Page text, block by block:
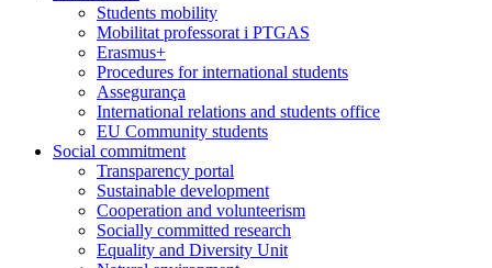
Students mobility
Mobilitat professorat i PTGAS
Erasmus+
Procedures for international students
Assegurança
International relations and students office
EU Community students
Social commitment
Transparency portal
Sustainable development
Cooperation and volunteerism
Socially committed research
Equality and Diversity Unit